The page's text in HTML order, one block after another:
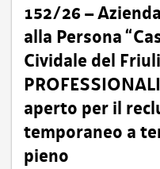
152/26 –
alla Persona
Cividale del
aperto per il
temporaneo a
pieno